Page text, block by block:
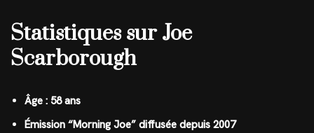
Statistiques sur Joe
Scarborough
Âge : 58 ans
Émission “Morning Joe” diffusée depuis 2007